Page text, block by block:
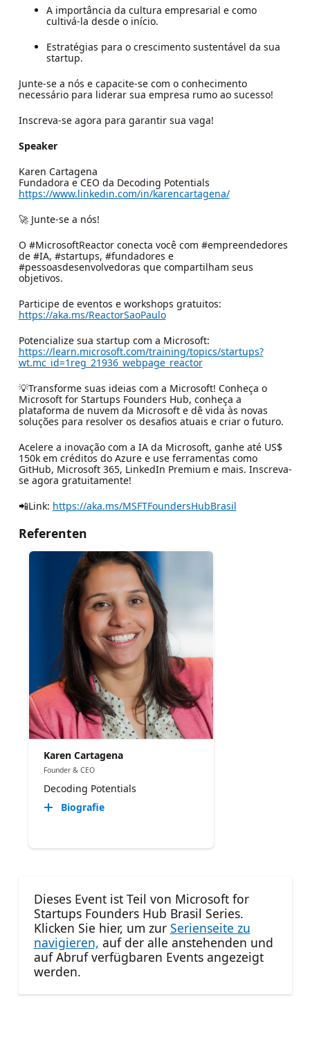
A importância da cultura empresarial e como
cultivá-la desde o início.
Estratégias para o crescimento sustentável da sua
startup.
Junte-se a nós e capacite-se com o conhecimento
necessário para liderar sua empresa rumo ao sucesso!
Inscreva-se agora para garantir sua vaga!
Speaker
Karen Cartagena
Fundadora e CEO da Decoding Potentials
https://www.linkedin.com/in/karencartagena/
🚀 Junte-se a nós!
O #MicrosoftReactor conecta você com #empreendedores
de #IA, #startups, #fundadores e
#pessoasdesenvolvedoras que compartilham seus
objetivos.
Participe de eventos e workshops gratuitos:
https://aka.ms/ReactorSaoPaulo
Potencialize sua startup com a Microsoft:
https://learn.microsoft.com/training/topics/startups?
wt.mc_id=1reg_21936_webpage_reactor
💡Transforme suas ideias com a Microsoft! Conheça o
Microsoft for Startups Founders Hub, conheça a
plataforma de nuvem da Microsoft e dê vida às novas
soluções para resolver os desafios atuais e criar o futuro.
Acelere a inovação com a IA da Microsoft, ganhe até US$
150k em créditos do Azure e use ferramentas como
GitHub, Microsoft 365, LinkedIn Premium e mais. Inscreva-
se agora gratuitamente!
📲Link: https://aka.ms/MSFTFoundersHubBrasil
Referenten
Karen Cartagena
Founder & CEO
Decoding Potentials
Biografie
Dieses Event ist Teil von Microsoft for
Startups Founders Hub Brasil Series.
Klicken Sie hier, um zur Serienseite zu
navigieren, auf der alle anstehenden und
auf Abruf verfügbaren Events angezeigt
werden.